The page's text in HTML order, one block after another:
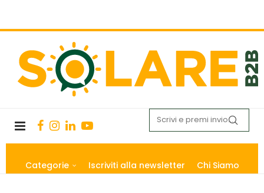
Categorie Iscriviti alla newsletter Chi Siamo